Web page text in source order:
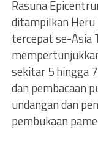
Rasuna
ditampilkan Heru
tercepat se-Asia
sekitar 5 hingga
dan pembacaan
undangan dan
pembukaan